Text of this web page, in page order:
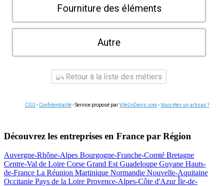
Fourniture des éléments
Autre
Retour à la liste des métiers
CGU - Confidentialité- Service proposé parViteUnDevis.com -Vous êtes un artisan ?
Découvrez les entreprises en France par Région
Auvergne-Rhône-Alpes Bourgogne-Franche-Comté Bretagne
Centre-Val de Loire Corse Grand Est Guadeloupe Guyane Hauts-
de-France La Réunion Martinique Normandie Nouvelle-Aquitaine
Occitanie Pays de la Loire Provence-Alpes-Côte d'AzurÎle-de-